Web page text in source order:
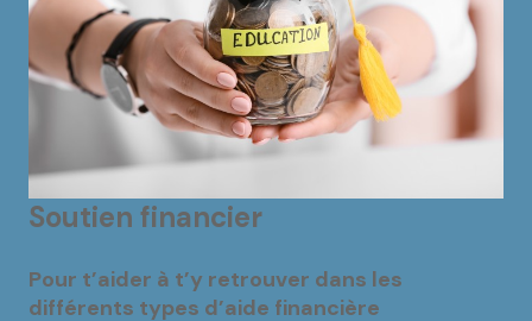
Soutien financier
Pour t’aider à t’y retrouver dans les
différents types d’aide financière